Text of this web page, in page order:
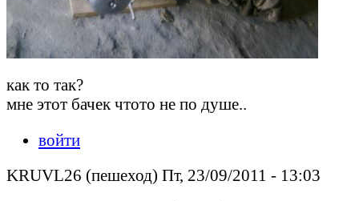
как то так?
мне этот бачек чтото не по душе..
войти
KRUVL26 (пешеход) Пт, 23/09/2011 - 13:03